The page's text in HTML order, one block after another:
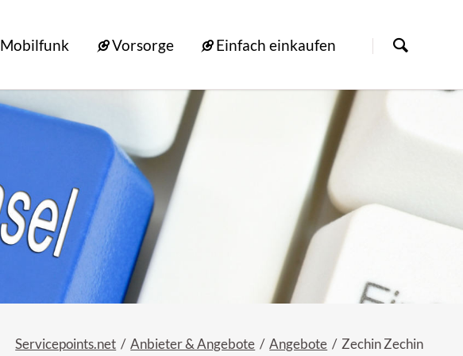
Mobilfunk Vorsorge Einfach einkaufen
Servicepoints.net Anbieter & Angebote Angebote Zechin Zechin